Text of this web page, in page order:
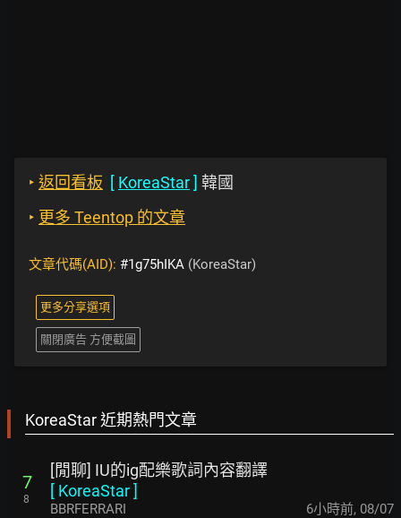
‣ 返回看板 [ KoreaStar] 韓國
‣ 更多 Teentop 的文章
文章代碼(AID): #1g75hIKA (KoreaStar)
更多分享選項
關閉廣告 方便截圖
KoreaStar 近期熱門文章
7
8
[閒聊] IU的ig配樂歌詞內容翻譯
[ KoreaStar]
BBRFERRARI 6小時前, 08/07